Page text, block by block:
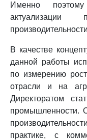
Именно
В качестве
данной работы
по измерению
отрасли и на
Директоратом
промышленности.
практике, с